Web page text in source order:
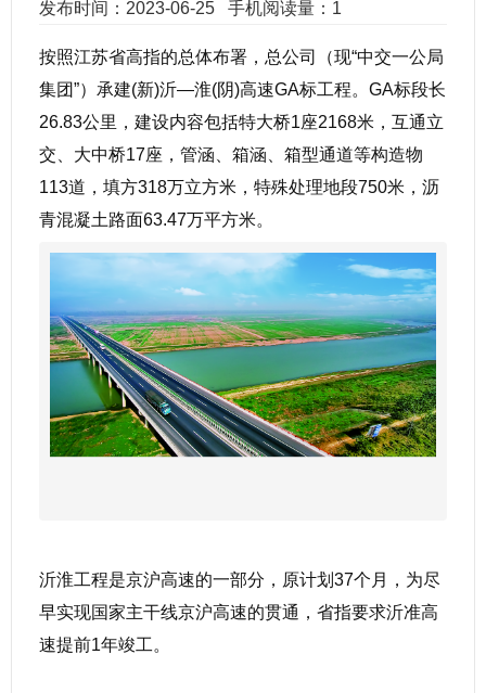
发布时间：2023-06-25 手机阅读量：1
按照江苏省高指的总体布署，总公司（现“中交一公局
集团”）承建(新)沂—淮(阴)高速GA标工程。GA标段长
26.83公里，建设内容包括特大桥1座2168米，互通立
交、大中桥17座，管涵、箱涵、箱型通道等构造物
113道，填方318万立方米，特殊处理地段750米，沥
青混凝土路面63.47万平方米。
沂淮工程是京沪高速的一部分，原计划37个月，为尽
早实现国家主干线京沪高速的贯通，省指要求沂准高
速提前1年竣工。